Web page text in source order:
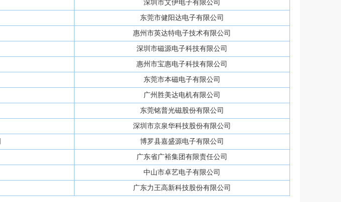
深圳市艾伊电子有限公司
东莞市健阳达电子有限公司
惠州市英达特电子技术有限公司
深圳市磁源电子科技有限公司
惠州市宝惠电子科技有限公司
东莞市本磁电子有限公司
广州胜美达电机有限公司
东莞铭普光磁股份有限公司
深圳市京泉华科技股份有限公司
博罗县嘉盛源电子有限公司
广东省广裕集团有限责任公司
中山市卓艺电子有限公司
广东力王高新科技股份有限公司